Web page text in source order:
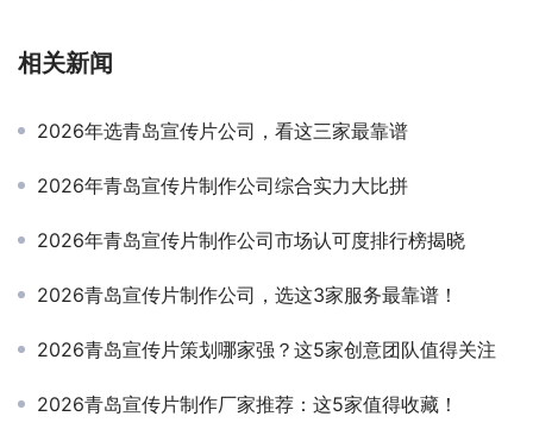
相关新闻
2026年选青岛宣传片公司，看这三家最靠谱
2026年青岛宣传片制作公司综合实力大比拼
2026年青岛宣传片制作公司市场认可度排行榜揭晓
2026青岛宣传片制作公司，选这3家服务最靠谱！
2026青岛宣传片策划哪家强？这5家创意团队值得关注
2026青岛宣传片制作厂家推荐：这5家值得收藏！